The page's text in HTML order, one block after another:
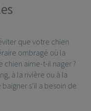
que votre chien
ombragé où la
chien aime-t-il nager ?
à la rivière ou à la
s’il a besoin de